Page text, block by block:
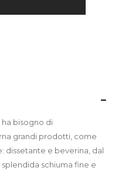
bisogno di
grandi prodotti, come
dissetante e beverina, dal
schiuma fine e